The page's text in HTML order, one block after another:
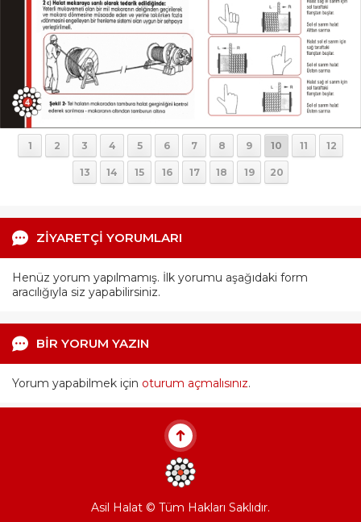
1 2 3 4 5 6 7 8 9 10 11 12
13 14 15 16 17 18 19 20
ZİYARETÇİ YORUMLARI
Henüz yorum yapılmamış. İlk yorumu aşağıdaki form
aracılığıyla siz yapabilirsiniz.
BİR YORUM YAZIN
Yorum yapabilmek için oturum açmalısınız.
Asil Halat © Tüm Hakları Saklıdır.